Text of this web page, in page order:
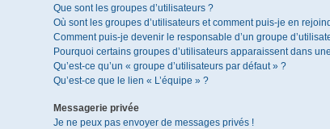
Que sont les groupes d’utilisateurs ?
Où sont les groupes d’utilisateurs et comment puis-je en
Comment puis-je devenir le responsable d’un groupe
Pourquoi certains groupes d’utilisateurs apparaissent dans
Qu’est-ce qu’un « groupe d’utilisateurs par défaut » ?
Qu’est-ce que le lien « L’équipe » ?
Messagerie privée
Je ne peux pas envoyer de messages privés !